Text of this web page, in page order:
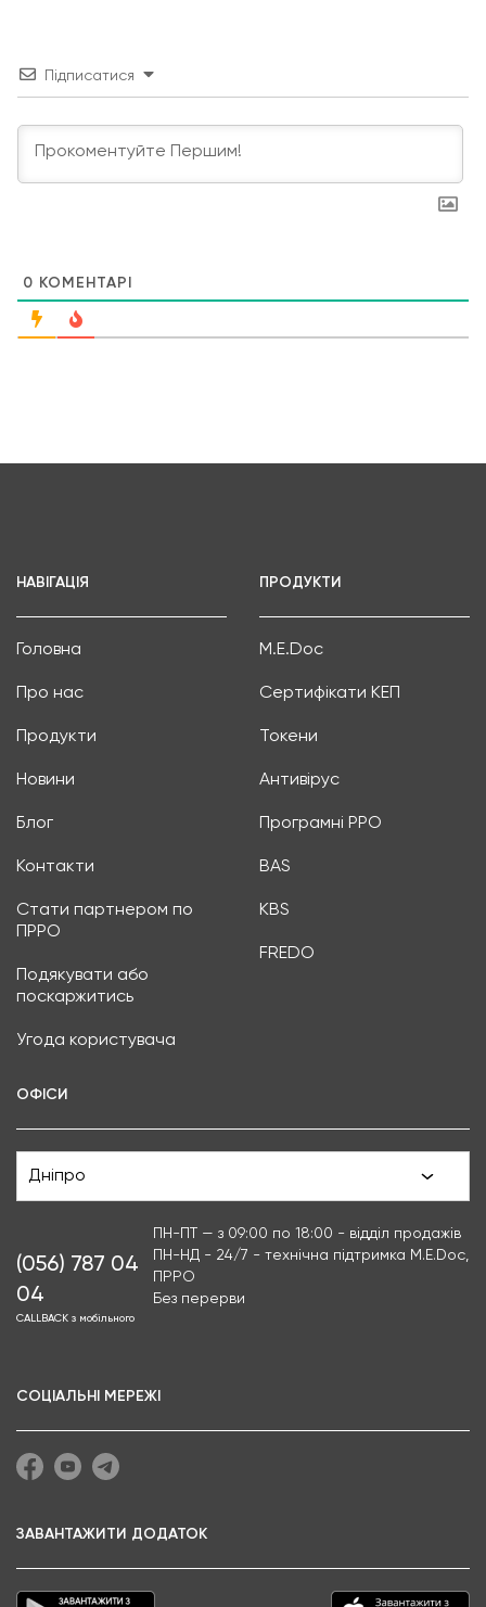
Підписатися
0 КОМЕНТАРІ
НАВІГАЦІЯ
Головна
Про нас
Продукти
Новини
Блог
Контакти
Стати партнером по
ПРРО
Подякувати або
поскаржитись
Угода користувача
ПРОДУКТИ
M.E.Doc
Сертифікати КЕП
Токени
Антивірус
Програмні РРО
BAS
KBS
FREDO
ОФІСИ
Дніпро
(056) 787 04
04
CALLBACK з мобільного
ПН-ПТ — з 09:00 по 18:00 - відділ продажів
ПН-НД - 24/7 - технічна підтримка M.E.Doc,
ПРРО
Без перерви
СОЦІАЛЬНІ МЕРЕЖІ
ЗАВАНТАЖИТИ ДОДАТОК